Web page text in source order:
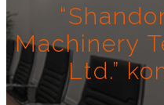
Machinery
Ltd.”